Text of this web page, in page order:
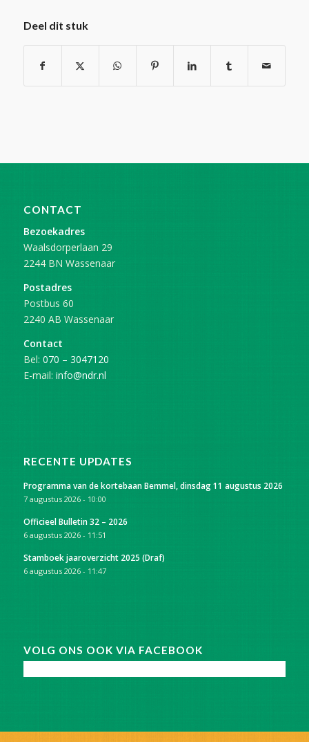
Deel dit stuk
CONTACT
Bezoekadres
Waalsdorperlaan 29
2244 BN Wassenaar
Postadres
Postbus 60
2240 AB Wassenaar
Contact
Bel: 070 – 3047120
E-mail: info@ndr.nl
RECENTE UPDATES
Programma van de kortebaan Bemmel, dinsdag 11 augustus 2026
7 augustus 2026 - 10:00
Officieel Bulletin 32 – 2026
6 augustus 2026 - 11:51
Stamboek jaaroverzicht 2025 (Draf)
6 augustus 2026 - 11:47
VOLG ONS OOK VIA FACEBOOK